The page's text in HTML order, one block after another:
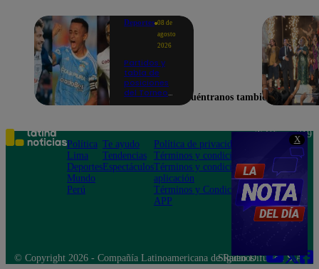
X
Deportes 08 de
agosto
2026
Partidos y
tabla de
posiciones
del Torneo
en la fecha 4
Encuéntranos también en
Política
Lima
Deportes
Mundo
Perú
Te ayudo
Tendencias
Espectáculos
Política de privacidad
Términos y condiciones
Términos y condiciones
aplicación
Términos y Condiciones
APP
Teléfono: 219
Av. San
Felipe 968
Jesús María
© Copyright 2026 - Compañía Latinoamericana de Radio Difusión S.A.
Síguenos